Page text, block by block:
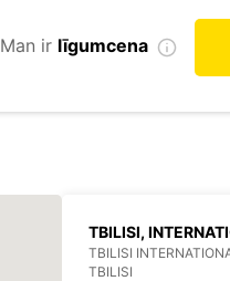
Man ir līgumcena
TBILISI,
TBILISI
TBILISI